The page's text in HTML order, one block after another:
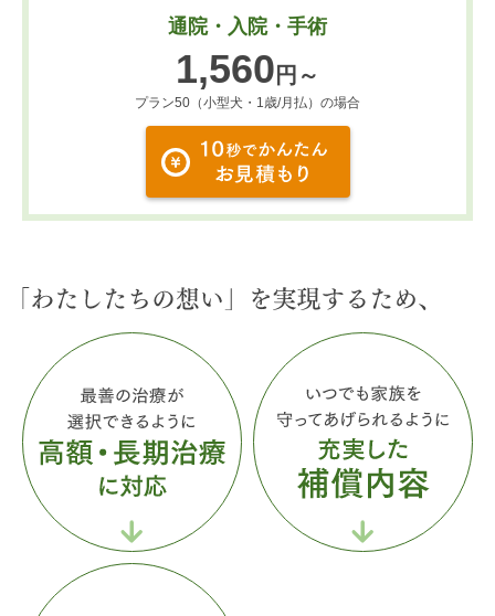
通院・入院・手術
1,560 円～
プラン50（小型犬・1歳/月払）の場合